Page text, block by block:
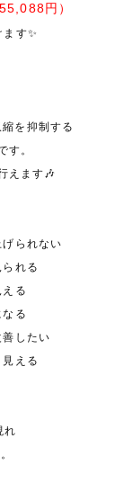
円）
す✨
を抑制する
す。
えます🎶
げられない
られる
える
なる
善したい
見える
れ